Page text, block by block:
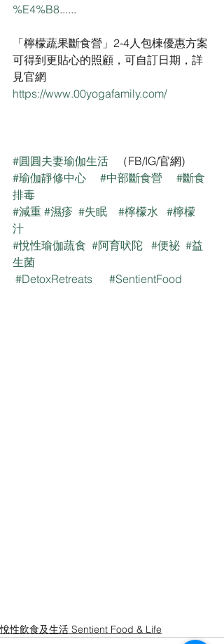
%E4%B8......
「檸檬蔬果斷食營」2-4人包棟優惠方案
可得到更貼心的照顧，可自訂日期，詳
見官網
https://www.00yogafamily.com/
#圓圓夫妻瑜伽生活 （FB/IG/官網)
#瑜伽靜修中心
#中部斷食營
#斷食
排毒
#減重 #濕疹 #失眠 #檸檬水
#檸檬
汁
#悅性瑜伽蔬食 #阿育吠陀 #便袐 #益
生菌
#DetoxRetreats
#SentientFood
悅性飲食及生活 Sentient Food & Life